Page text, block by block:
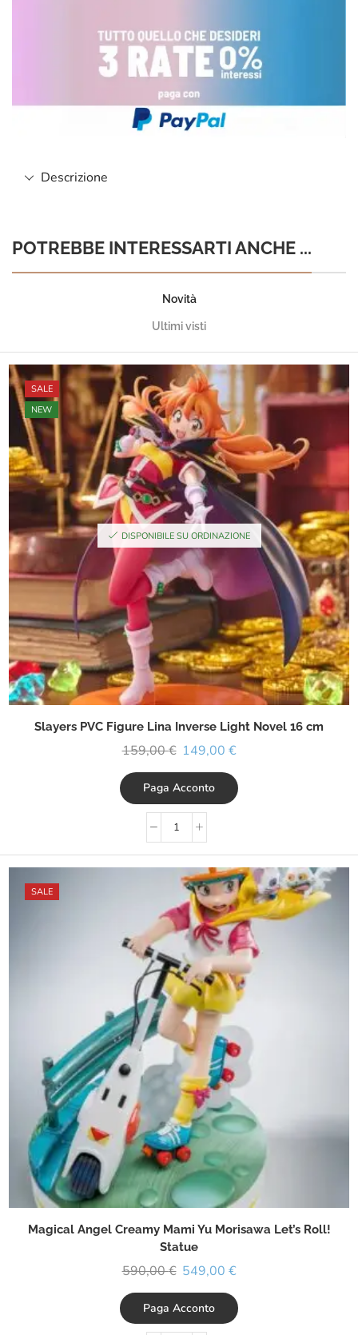
Descrizione
POTREBBE INTERESSARTI ANCHE ...
Novità
Ultimi visti
SALE
NEW
DISPONIBILE SU ORDINAZIONE
Slayers PVC Figure Lina Inverse Light Novel 16 cm
159,00€ 149,00 €
Paga Acconto
SALE
Magical Angel Creamy Mami Yu Morisawa Let’s Roll!
Statue
590,00€ 549,00 €
Paga Acconto